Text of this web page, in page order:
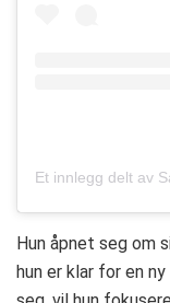
Hun åpnet seg om
hun er klar for en